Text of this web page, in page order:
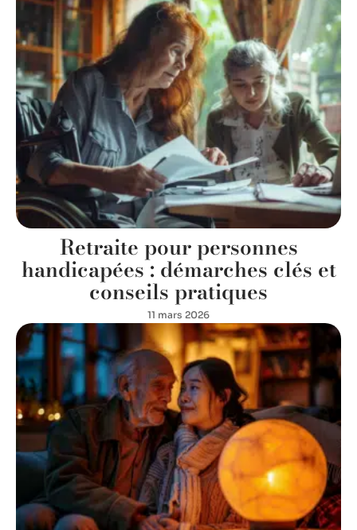
Retraite pour personnes
handicapées : démarches clés et
conseils pratiques
11 mars 2026